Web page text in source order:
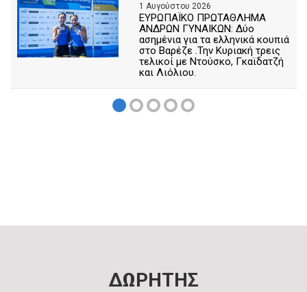
1 Αυγούστου 2026
ΕΥΡΩΠΑΪΚΟ ΠΡΩΤΑΘΛΗΜΑ
ΑΝΔΡΩΝ ΓΥΝΑΙΚΩΝ: Δύο
ασημένια για τα ελληνικά κουπιά
στο Βαρέζε .Την Κυριακή τρεις
τελικοί με Ντούσκο, Γκαϊδατζή
και Λιόλιου.
ΔΩΡΗΤΗΣ